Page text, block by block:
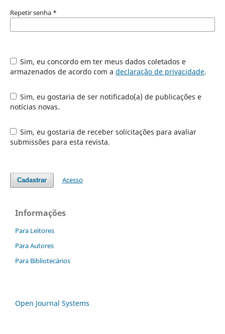
Repetir senha *
Sim, eu concordo em ter meus dados coletados e
armazenados de acordo com a declaração de privacidade.
Sim, eu gostaria de ser notificado(a) de publicações e
notícias novas.
Sim, eu gostaria de receber solicitações para avaliar
submissões para esta revista.
Cadastrar Acesso
Informações
Para Leitores
Para Autores
Para Bibliotecários
Open Journal Systems